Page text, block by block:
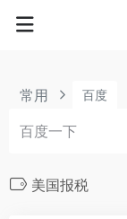
常用 百度
美国报税